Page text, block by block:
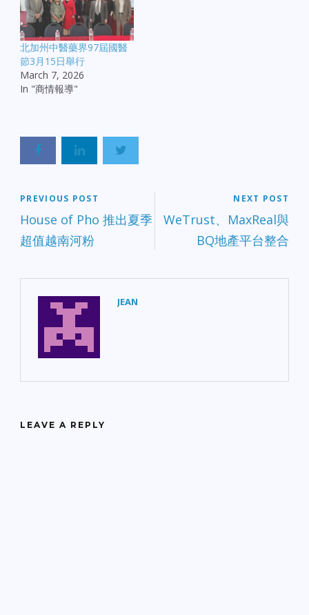
北加州中醫藥界97屆國醫
節3月15日舉行
March 7, 2026
In "商情報導"
PREVIOUS POST
House of Pho 推出夏季
超值越南河粉
NEXT POST
WeTrust、MaxReal與
BQ地產平台整合
JEAN
LEAVE A REPLY